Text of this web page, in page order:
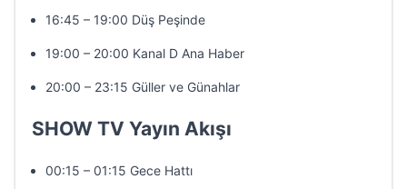
16:45 – 19:00 Düş Peşinde
19:00 – 20:00 Kanal D Ana Haber
20:00 – 23:15 Güller ve Günahlar
SHOW TV Yayın Akışı
00:15 – 01:15 Gece Hattı